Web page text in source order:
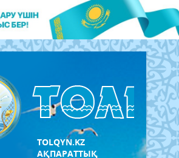
TOLQYN.KZ
АҚПАРАТТЫҚ